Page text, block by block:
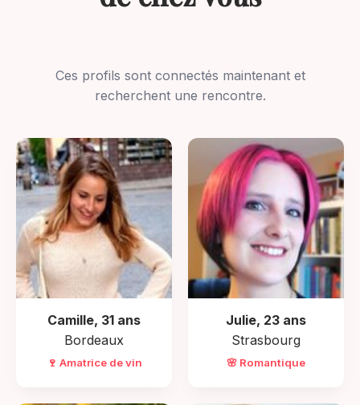
Ces profils sont connectés maintenant et
recherchent une rencontre.
Camille, 31 ans
Bordeaux
🍷 Amatrice de vin
Julie, 23 ans
Strasbourg
🌸 Romantique